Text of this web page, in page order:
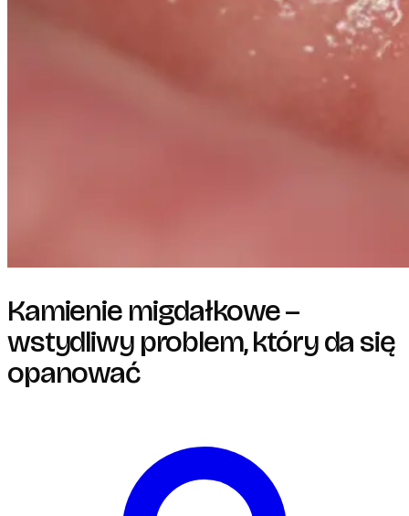
Kamienie migdałkowe –
wstydliwy problem, który da się
opanować